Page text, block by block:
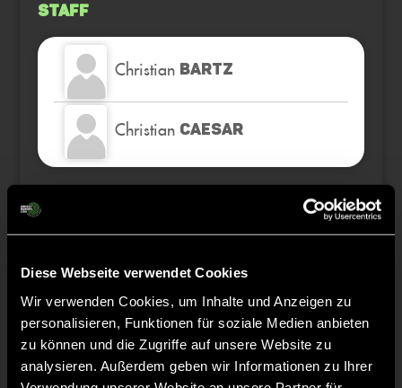
Diese Webseite verwendet Cookies
Wir verwenden Cookies, um Inhalte und Anzeigen zu
personalisieren, Funktionen für soziale Medien anbieten
zu können und die Zugriffe auf unsere Website zu
analysieren. Außerdem geben wir Informationen zu Ihrer
Staff
Christian BARTZ
Christian CAESAR
TW = Torwart & ETW = Ersatztorwart, K = Kapitän
1/4
0:1 Konrad Krohn, 2’